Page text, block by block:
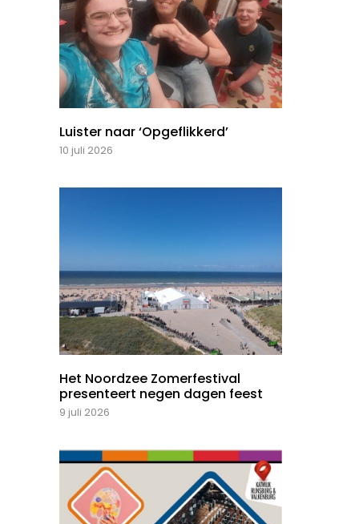
Luister naar ‘Opgeflikkerd’
10 juli 2026
Het Noordzee Zomerfestival
presenteert negen dagen feest
9 juli 2026